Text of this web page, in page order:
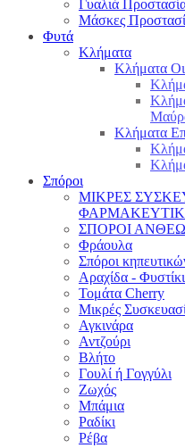
Γυαλιά
Μάσκες
Φυτά
Κλήματα
Κλήματα
Κλήματα
Σπόροι
ΜΙΚΡΕΣ
ΣΠΟΡΟΙ
Φράουλα
Σπόροι
Αραχίδα -
Τομάτα Cherry
Μικρές
Αγκινάρα
Αντζούρι
Βλήτο
Γουλί ή Γογγύλι
Ζωχός
Μπάμια
Ραδίκι
Ρέβα